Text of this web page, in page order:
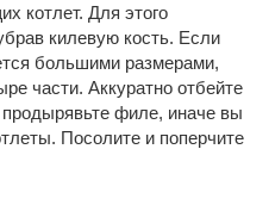
котлет. Для этого
килевую кость. Если
большими размерами,
части. Аккуратно отбейте
филе, иначе вы
Посолите и поперчите